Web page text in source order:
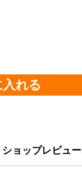
れる
ショップレビュー